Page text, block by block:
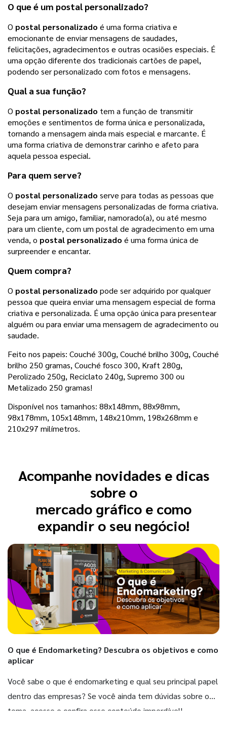
O que é um postal personalizado?
O postal personalizado é uma forma criativa e
emocionante de enviar mensagens de saudades,
felicitações, agradecimentos e outras ocasiões especiais. É
uma opção diferente dos tradicionais cartões de papel,
podendo ser personalizado com fotos e mensagens.
Qual a sua função?
O postal personalizado tem a função de transmitir
emoções e sentimentos de forma única e personalizada,
tornando a mensagem ainda mais especial e marcante. É
uma forma criativa de demonstrar carinho e afeto para
aquela pessoa especial.
Para quem serve?
O postal personalizado serve para todas as pessoas que
desejam enviar mensagens personalizadas de forma criativa.
Seja para um amigo, familiar, namorado(a), ou até mesmo
para um cliente, com um postal de agradecimento em uma
venda, o postal personalizado é uma forma única de
surpreender e encantar.
Quem compra?
O postal personalizado pode ser adquirido por qualquer
pessoa que queira enviar uma mensagem especial de forma
criativa e personalizada. É uma opção única para presentear
alguém ou para enviar uma mensagem de agradecimento ou
saudade.
Feito nos papeis: Couché 300g,Couché brilho 300g, Couché
brilho 250 gramas, Couché fosco 300, Kraft 280g,
Perolizado 250g, Reciclato 240g, Supremo 300 ou
Metalizado 250 gramas!
Disponível nos tamanhos: 88x148mm, 88x98mm,
98x178mm, 105x148mm, 148x210mm, 198x268mm e
210x297 milímetros.
Acompanhe novidades e dicas
sobre o
mercado gráfico e como
expandir o seu negócio!
O que é Endomarketing? Descubra os objetivos e como
aplicar
Você sabe o que é endomarketing e qual seu principal papel
dentro das empresas? Se você ainda tem dúvidas sobre o
tema, acesse e confira esse conteúdo imperdível!